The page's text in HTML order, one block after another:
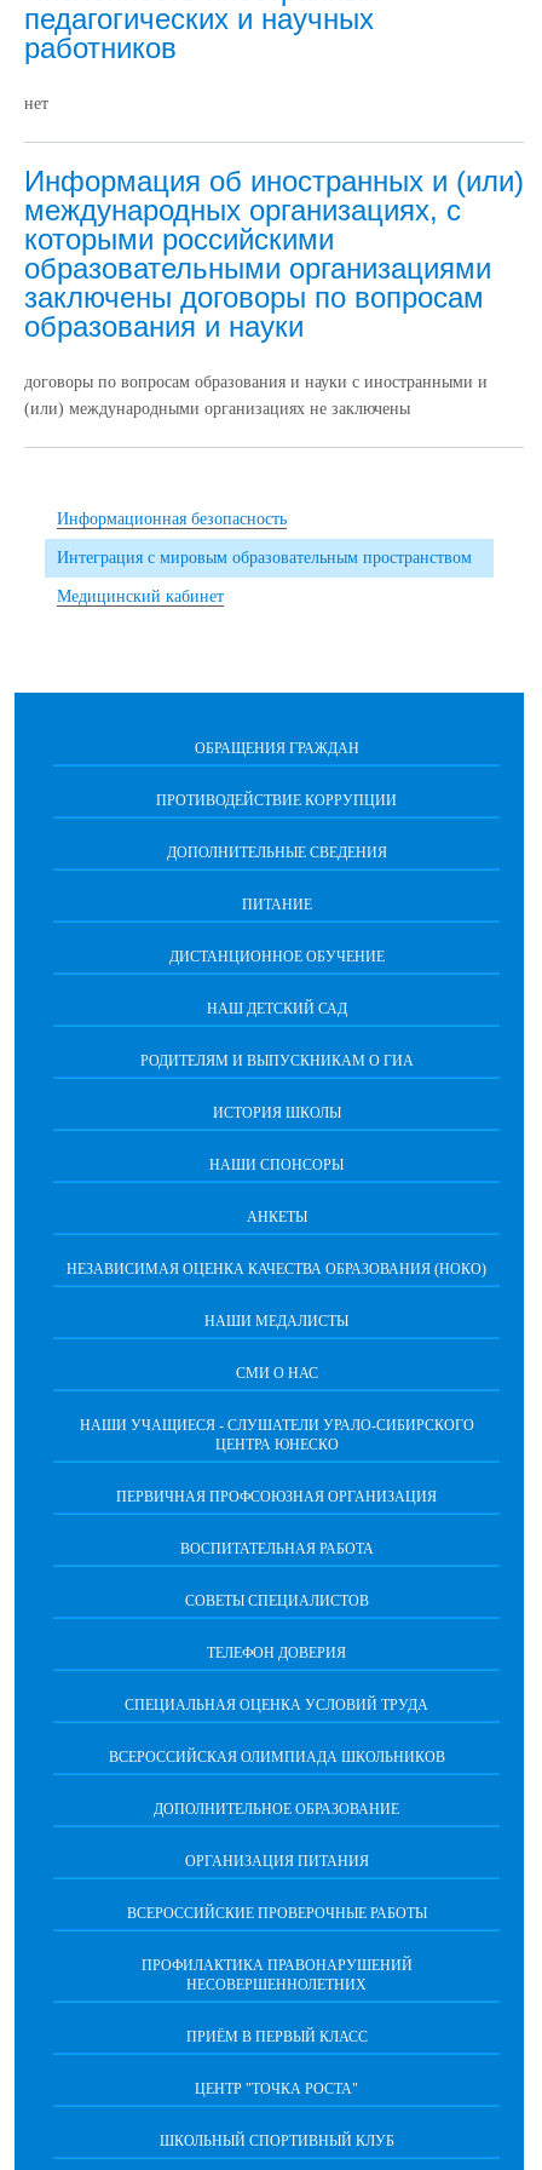
педагогических и научных
работников
нет
Информация об иностранных и (или)
международных организациях, с
которыми российскими
образовательными организациями
заключены договоры по вопросам
образования и науки
договоры по вопросам образования и науки с иностранными и
(или) международными организациях не заключены
Информационная безопасность
Интеграция с мировым образовательным пространством
Медицинский кабинет
ОБРАЩЕНИЯ ГРАЖДАН
ПРОТИВОДЕЙСТВИЕ КОРРУПЦИИ
ДОПОЛНИТЕЛЬНЫЕ СВЕДЕНИЯ
ПИТАНИЕ
ДИСТАНЦИОННОЕ ОБУЧЕНИЕ
НАШ ДЕТСКИЙ САД
РОДИТЕЛЯМ И ВЫПУСКНИКАМ О ГИА
ИСТОРИЯ ШКОЛЫ
НАШИ СПОНСОРЫ
АНКЕТЫ
НЕЗАВИСИМАЯ ОЦЕНКА КАЧЕСТВА ОБРАЗОВАНИЯ (НОКО)
НАШИ МЕДАЛИСТЫ
СМИ О НАС
НАШИ УЧАЩИЕСЯ - СЛУШАТЕЛИ УРАЛО-СИБИРСКОГО
ЦЕНТРА ЮНЕСКО
ПЕРВИЧНАЯ ПРОФСОЮЗНАЯ ОРГАНИЗАЦИЯ
ВОСПИТАТЕЛЬНАЯ РАБОТА
СОВЕТЫ СПЕЦИАЛИСТОВ
ТЕЛЕФОН ДОВЕРИЯ
СПЕЦИАЛЬНАЯ ОЦЕНКА УСЛОВИЙ ТРУДА
ВСЕРОССИЙСКАЯ ОЛИМПИАДА ШКОЛЬНИКОВ
ДОПОЛНИТЕЛЬНОЕ ОБРАЗОВАНИЕ
ОРГАНИЗАЦИЯ ПИТАНИЯ
ВСЕРОССИЙСКИЕ ПРОВЕРОЧНЫЕ РАБОТЫ
ПРОФИЛАКТИКА ПРАВОНАРУШЕНИЙ
НЕСОВЕРШЕННОЛЕТНИХ
ПРИЁМ В ПЕРВЫЙ КЛАСС
ЦЕНТР "ТОЧКА РОСТА"
ШКОЛЬНЫЙ СПОРТИВНЫЙ КЛУБ